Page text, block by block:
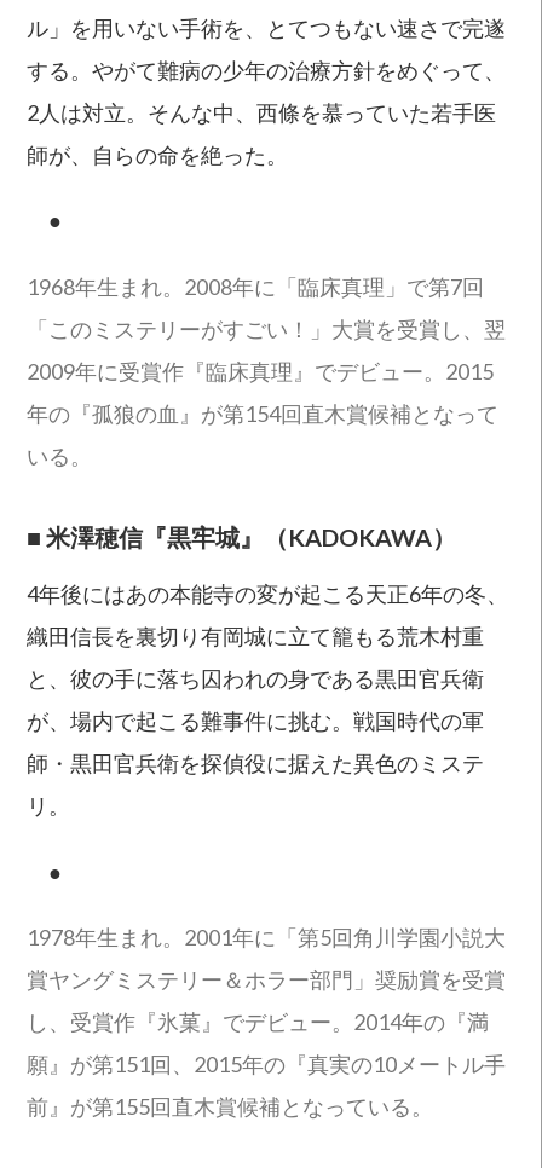
ル」を用いない手術を、とてつもない速さで完遂
する。やがて難病の少年の治療方針をめぐって、
2人は対立。そんな中、西條を慕っていた若手医
師が、自らの命を絶った。
●
1968年生まれ。2008年に「臨床真理」で第7回
「このミステリーがすごい！」大賞を受賞し、翌
2009年に受賞作『臨床真理』でデビュー。2015
年の『孤狼の血』が第154回直木賞候補となって
いる。
■米澤穂信『黒牢城』（KADOKAWA）
4年後にはあの本能寺の変が起こる天正6年の冬、
織田信長を裏切り有岡城に立て籠もる荒木村重
と、彼の手に落ち囚われの身である黒田官兵衛
が、場内で起こる難事件に挑む。戦国時代の軍
師・黒田官兵衛を探偵役に据えた異色のミステ
リ。
●
1978年生まれ。2001年に「第5回角川学園小説大
賞ヤングミステリー＆ホラー部門」奨励賞を受賞
し、受賞作『氷菓』でデビュー。2014年の『満
願』が第151回、2015年の『真実の10メートル手
前』が第155回直木賞候補となっている。